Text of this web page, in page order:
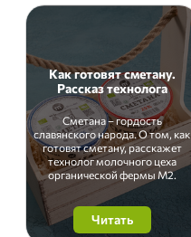
Как готовят сметану.
Рассказ технолога
Сметана – гордость
славянского народа. О том, как
готовят сметану, расскажет
технолог молочного цеха
органической фермы М2.
Читать